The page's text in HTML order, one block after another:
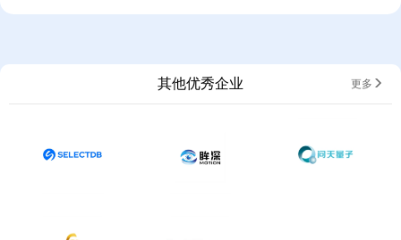
其他优秀企业 更多